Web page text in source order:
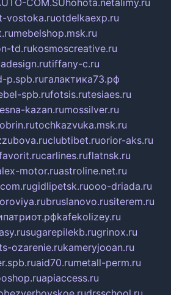
vostoka.ruotdelkaexp.ru
mebelshop.msk.ru
td.rukosmoscreative.ru
tiffany-c.ru
p.spb.ruгалактика73.рф
spb.rufotsis.rutesiaes.ru
kazan.rumossilver.ru
tochkazvuka.msk.ru
clubtibet.ruorior-aks.ru
carlines.ruflatnsk.ru
motor.ruastroline.net.ru
gidlipetsk.ruooo-driada.ru
bruslanovo.rusiterem.ru
kafekolizey.ru
sugarepilekb.rugrinox.ru
ozarenie.rukameryjooan.ru
aid70.rumetall-perm.ru
apiaccess.ru